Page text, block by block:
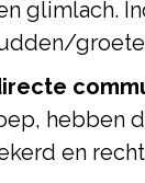
glimlach.
hebben
en